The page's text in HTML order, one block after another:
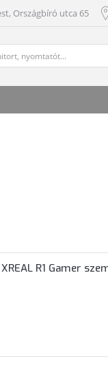
Országbíró utca 65
R1 Gamer